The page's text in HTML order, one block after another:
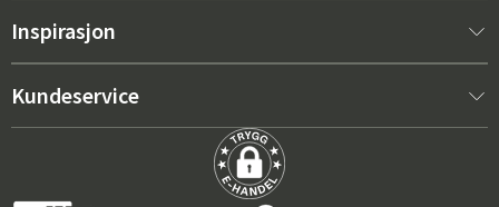
Innredning
Om Hulténs
Salgsavdeling
Inspirasjon
Bestselger
De riktige putene for maksimal komfort – slik velger du
Kundeservice